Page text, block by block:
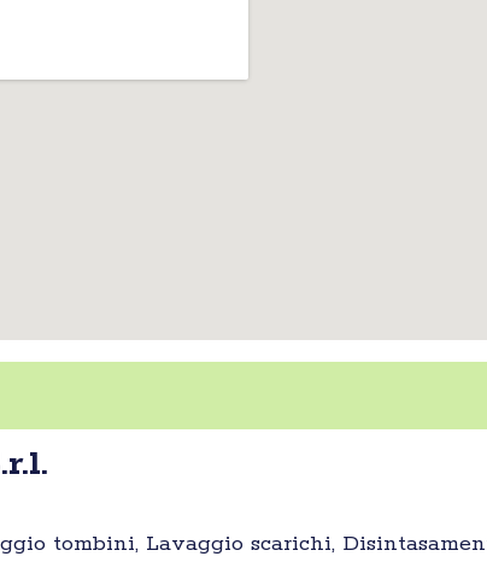
tombini, Lavaggio scarichi,